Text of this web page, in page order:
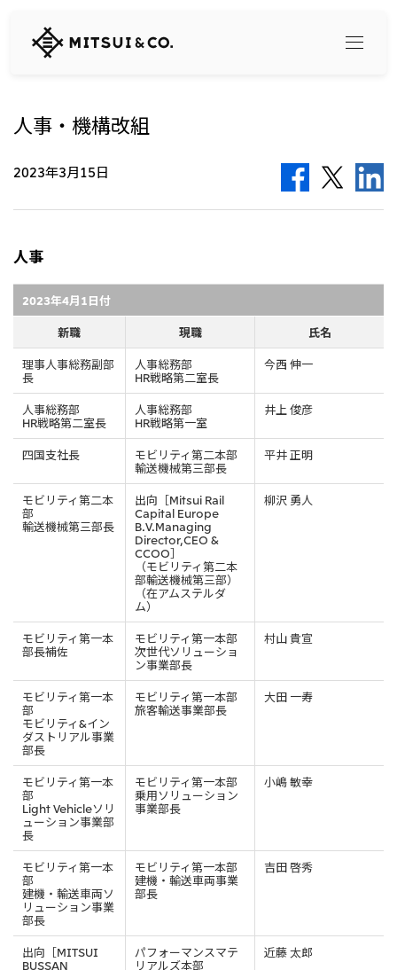
三
井
式
会
Search
三井物産ブランド・プロジェクト
ソーシャルメディア公式アカウント一覧​
コンテンツ一覧
モロッコで、世界で、タン
パク質バリューチェーン
八代 侑輝
すべては、志からはじま
会社情報
トップ
社長メッセージ
三井物産について
三井物産の事業
会社概要
経営理念
リーダーシップチーム・役員一覧
国内・海外拠点
事業本部紹介
コーポレート・ガバナンス
三井物産の人材マネジメント
ライブラリー
会社案内 会社紹介映像
トップ
What's New
重要なお知らせ
トピックス
2025年
2024年
2023年
2022年
2021年
従業員向け株式報酬制度の継続
2026.8.4
令和8年熊本地震被害に対する支援について
2026.8.4
2027年3月期第1四半期決算
サステナビリティ
トップ
サステナビリティ最新情報
トップコミットメント
サステナビリティ経営
Environment
Social
三井物産の人材マネジメント
三井物産の森
社会貢献活動
ライブラリー
「三井物産の森」LEAPアプローチ
TCFDに基づく情報開示
サステナビリティレポー
投資家情報
トップ
個人株主・投資家の皆様へ
株主・株式基本情報
IRカレンダー
IRサポート
決算短信・決算情報
2026.8.4
2027年3月期第1四半期決算説明会を開催しました
採用情報
本店新卒採用・キャリア採用
Network Website
トップ
日本
三井物産株式会社（本店）
北米
米国三井物産株式会社
カナダ三井物産株式会社
中南米
メキシコ三井物産有限会社
Social Media
InstagramTwitter
人事・機構改組
2023年3月15日
人事
2023年4月1日付
新職
現職
氏名
理事人事総務副部
長
人事総務部
HR戦略第二室長
今西 伸一
人事総務部
HR戦略第二室長
人事総務部
HR戦略第一室
井上 俊彦
四国支社長 モビリティ第二本部
輸送機械第三部長
平井 正明
モビリティ第二本
部
輸送機械第三部長
出向［Mitsui Rail
Capital Europe
B.V.Managing
Director,CEO &
CCOO］
（モビリティ第二本
部輸送機械第三部）
（在アムステルダ
ム）
柳沢 勇人
モビリティ第一本
部長補佐
モビリティ第一本部
次世代ソリューショ
ン事業部長
村山 貴宣
モビリティ第一本
部
モビリティ&イン
ダストリアル事業
部長
モビリティ第一本部
旅客輸送事業部長
大田 一寿
モビリティ第一本
部
Light Vehicleソリ
ューション事業部
長
モビリティ第一本部
乗用ソリューション
事業部長
小嶋 敏幸
モビリティ第一本
部
建機・輸送車両ソ
リューション事業
部長
モビリティ第一本部
建機・輸送車両事業
部長
吉田 啓秀
出向［MITSUI
BUSSAN
パフォーマンスマテ
リアルズ本部
近藤 太郎